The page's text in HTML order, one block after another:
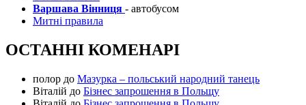
Варшава Вінниця - автобусом
Митні правила
ОСТАННІ КОМЕНАРІ
полор до Мазурка – польський народний танець
Віталій до Бізнес запрошення в Польщу